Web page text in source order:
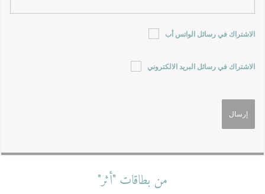
الاشتراك في رسائل الواتس أب
الاشتراك في رسائل البريد الالكتروني
من بطاقات "أثر"